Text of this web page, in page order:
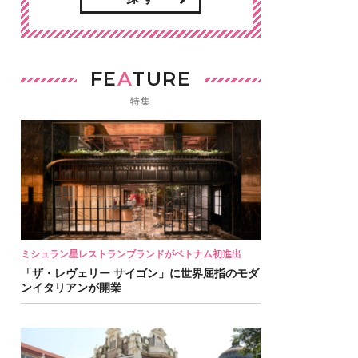
FEATURE
特集
ミシュラン星レストランブランドがベトナム初進出
「ザ・レヴェリー サイゴン」に世界屈指のモダ
ンイタリアンが開業